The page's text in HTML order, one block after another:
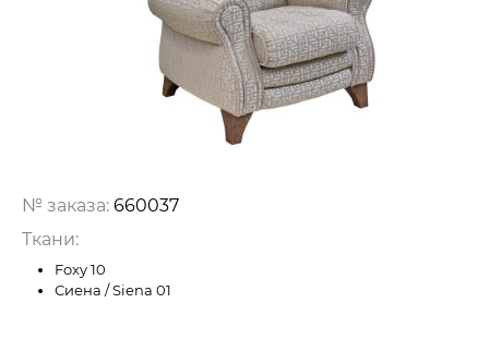
№ заказа: 660037
Ткани:
Foxy 10
Сиена / Siena 01